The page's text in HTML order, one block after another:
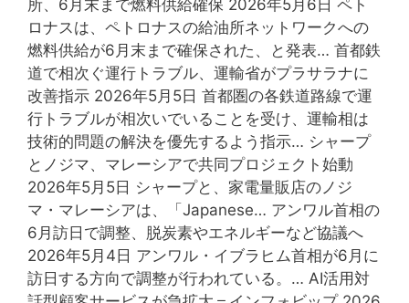
a
r
e
n
t
I
n
f
o
D
a
y
）
所、6月末まで燃料供給確保 2026年5月6日 ペト
ロナスは、ペトロナスの給油所ネットワークへの
燃料供給が6月末まで確保された、と発表… 首都鉄
道で相次ぐ運行トラブル、運輸省がプラサラナに
改善指示 2026年5月5日 首都圏の各鉄道路線で運
行トラブルが相次いでいることを受け、運輸相は
技術的問題の解決を優先するよう指示… シャープ
とノジマ、マレーシアで共同プロジェクト始動
2026年5月5日 シャープと、家電量販店のノジ
マ・マレーシアは、「Japanese… アンワル首相の
6月訪日で調整、脱炭素やエネルギーなど協議へ
2026年5月4日 アンワル・イブラヒム首相が6月に
訪日する方向で調整が行われている。… AI活用対